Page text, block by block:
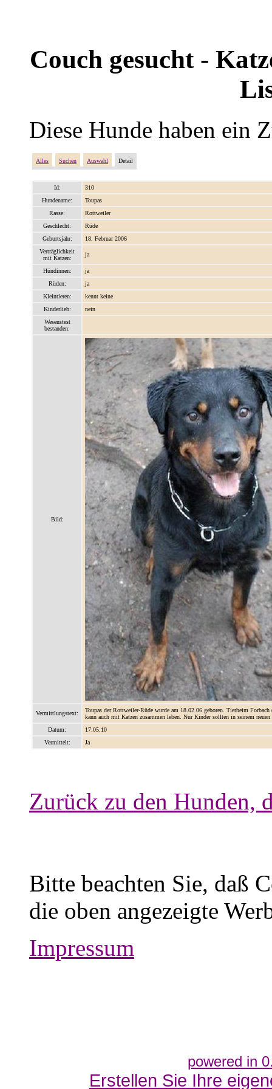
Couch gesucht -
Diese Hunde haben ein
Alles Suchen Auswahl Detail
Id:
310
Hundename:
Toupas
Rasse:
Rottweiler
Geschlecht:
Rüde
Geburtsjahr:
18. Februar 2006
Verträglichkeit
mit Katzen:
ja
Hündinnen:
ja
Rüden:
ja
Kleintieren:
kennt keine
Kinderlieb:
nein
Wesenstest
bestanden:
Bild:
Vermittlungstext:
Toupas der Rottweiler-Rüde wurde am 18.02.06 geboren. Tierheim
kann auch mit Katzen zusammen leben. Nur Kinder sollten in seinem neuen
Datum:
17.05.10
Vermittelt:
Ja
Zurück zu den Hunden,
Bitte beachten Sie, daß
die oben angezeigte
Impressum
powered in
Erstellen Sie Ihre